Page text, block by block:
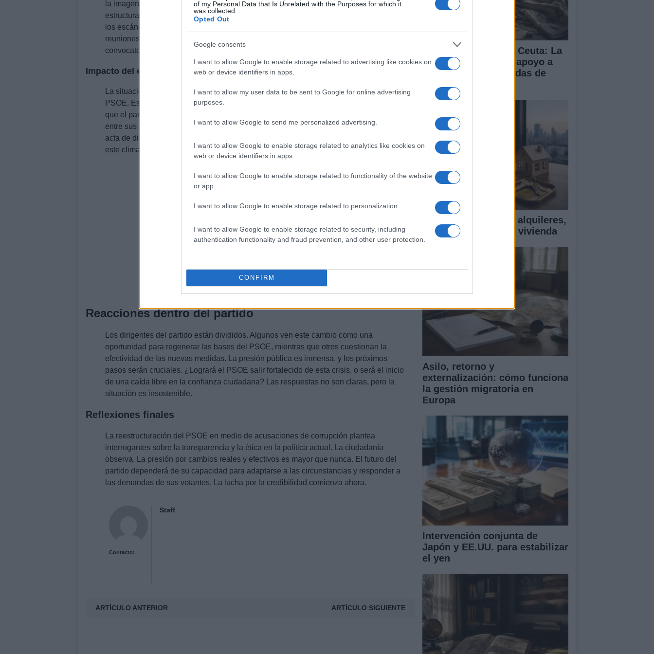
of my Personal Data that Is Unrelated with the Purposes for which it
was collected.
Opted Out
Google consents
I want to allow Google to enable storage related to advertising like cookies on
web or device identifiers in apps.
I want to allow my user data to be sent to Google for online advertising
purposes.
I want to allow Google to send me personalized advertising.
I want to allow Google to enable storage related to analytics like cookies on
web or device identifiers in apps.
I want to allow Google to enable storage related to functionality of the website
or app.
I want to allow Google to enable storage related to personalization.
I want to allow Google to enable storage related to security, including
authentication functionality and fraud prevention, and other user protection.
CONFIRM
la imagen del partido. Se prevén medidas contundentes que podrían cambiar la
estructura interna del PSOE. La intención es clara: distanciarse de los involucrados en
los escándalos y fortalecer la confianza del electorado. Este equipo interino iniciará
reuniones con diferentes grupos para consolidar la mayoría y evitar una nueva
convocatoria electoral, algo que Sánchez desea evitar a toda costa.
Impacto del escándalo en la militancia
La situación ha llevado a Cerdán a presentar su baja voluntaria como militante del
PSOE. Esta decisión, que se considera un acto simbólico, podría ser un indicativo de
que el partido está dispuesto a tomar medidas severas para restaurar la confianza
entre sus miembros y simpatizantes. En contraste, Ábalos ha optado por mantener su
acta de diputado, lo que ha generado tensiones internas y críticas hacia su postura. En
este clima de incertidumbre, el futuro del PSOE está en juego.
Reacciones dentro del partido
Los dirigentes del partido están divididos. Algunos ven este cambio como una
oportunidad para regenerar las bases del PSOE, mientras que otros cuestionan la
efectividad de las nuevas medidas. La presión pública es inmensa, y los próximos
pasos serán cruciales. ¿Logrará el PSOE salir fortalecido de esta crisis, o será el inicio
de una caída libre en la confianza ciudadana? Las respuestas no son claras, pero la
situación es insostenible.
Reflexiones finales
La reestructuración del PSOE en medio de acusaciones de corrupción plantea
interrogantes sobre la transparencia y la ética en la política actual. La ciudadanía
observa. La presión por cambios reales y efectivos es mayor que nunca. El futuro del
partido dependerá de su capacidad para adaptarse a las circunstancias y responder a
las demandas de sus votantes. La lucha por la credibilidad comienza ahora.
Contacto:
Staff
ARTÍCULO ANTERIOR ARTÍCULO SIGUIENTE
Crisis migratoria en Ceuta: La
UE dividida entre el apoyo a
España y las demandas de
Guía esencial sobre alquileres,
precios y ayudas en vivienda
Asilo, retorno y
externalización: cómo funciona
la gestión migratoria en
Europa
Intervención conjunta de
Japón y EE.UU. para estabilizar
el yen